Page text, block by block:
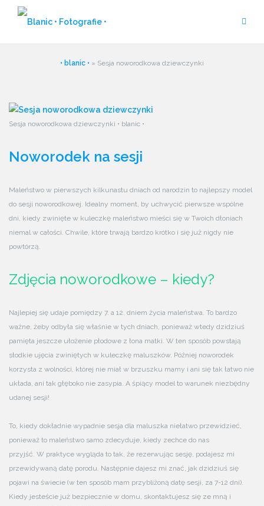
Przejdź
• blanic • » Sesja noworodkowa dziewczynki
Sesja noworodkowa dziewczynki • blanic •
Noworodek na sesji
Maleństwo w pierwszych kilkunastu dniach od narodzin to najlepszy model
do sesji noworodkowej. Idealny moment, by uchwycić pierwsze wspólne
dni, kiedy zwinięte w kuleczkę maleństwo mieści się w Twoich dłoniach
niemal w całości. Chwile, które trwają bardzo krótko i się już nigdy nie
powtórzą.
Zdjęcia noworodkowe – kiedy?
Najlepiej się udaje pomiędzy 7. a 12. dniem życia maleństwa. To bardzo
ważne, żeby odbyła się właśnie w tych dniach, ponieważ wtedy dzidziuś
pamięta jeszcze ułożenie płodowe z łona matki. W ten sposób powstają
słodkie ujęcia zwiniętych w kuleczkę maluszków. Później noworodek
korzysta z wolności, której nie miał w brzuszku mamy i ani się tak łatwo nie
układa, ani tak głęboko nie zasypia. A śpiący model to warunek niezbędny
udanej sesji!
To, kiedy dokładnie wypadnie sesja dla maluszka niełatwo przewidzieć,
ponieważ to maleństwo samo zdecyduje, kiedy zechce do nas
przyjść. W praktyce wygląda to tak, że rezerwując sesję, podajesz mi
przewidywaną datę porodu. Następnie dajesz mi znać, jak dzidziuś się
pojawi na świecie (w ten sposób mam przybliżoną datę sesji, za 7-12 dni).
Kiedy jesteście już bezpiecznie w domu, skontaktujesz się ze mną i